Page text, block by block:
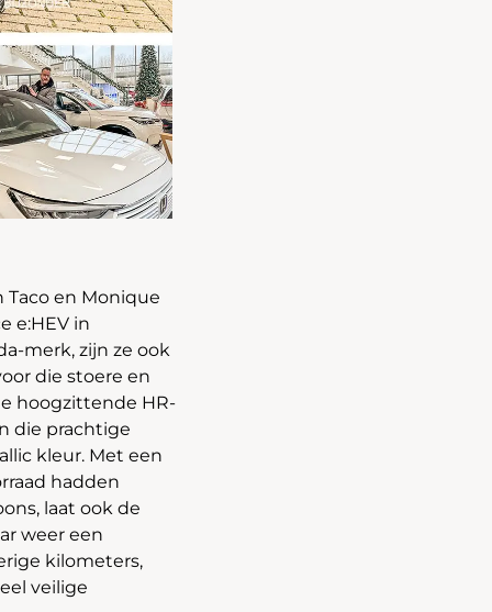
en Monique
e:HEV in
merk, zijn ze ook
die stoere en
hoogzittende HR-
die prachtige
kleur. Met een
hadden
laat ook de
weer een
kilometers,
veilige